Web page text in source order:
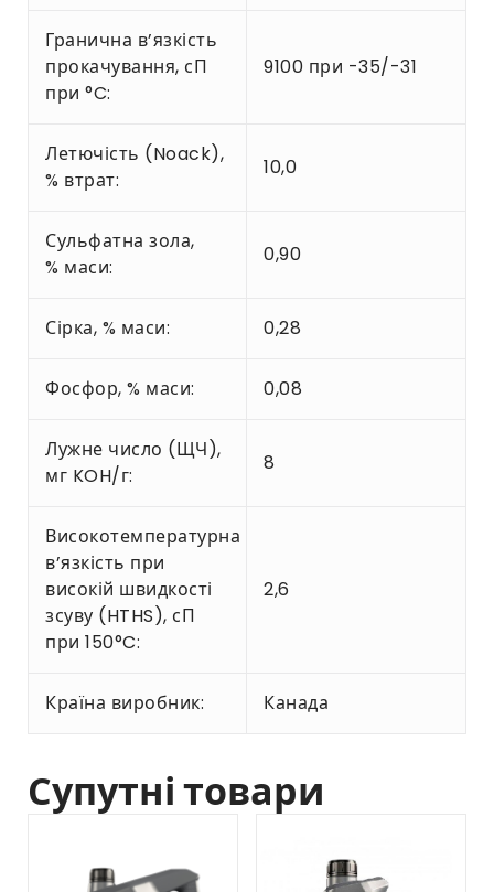
Гранична в’язкість
прокачування, сП
при °C:
9100 при -35/-31
Летючість (Noack),
% втрат:
10,0
Сульфатна зола,
% маси:
0,90
Сірка, % маси: 0,28
Фосфор, % маси: 0,08
Лужне число (ЩЧ),
мг KOH/г:
8
Високотемпературна
в’язкість при
високій швидкості
зсуву (HTHS), сП
при 150°C:
2,6
Країна виробник: Канада
Супутні товари